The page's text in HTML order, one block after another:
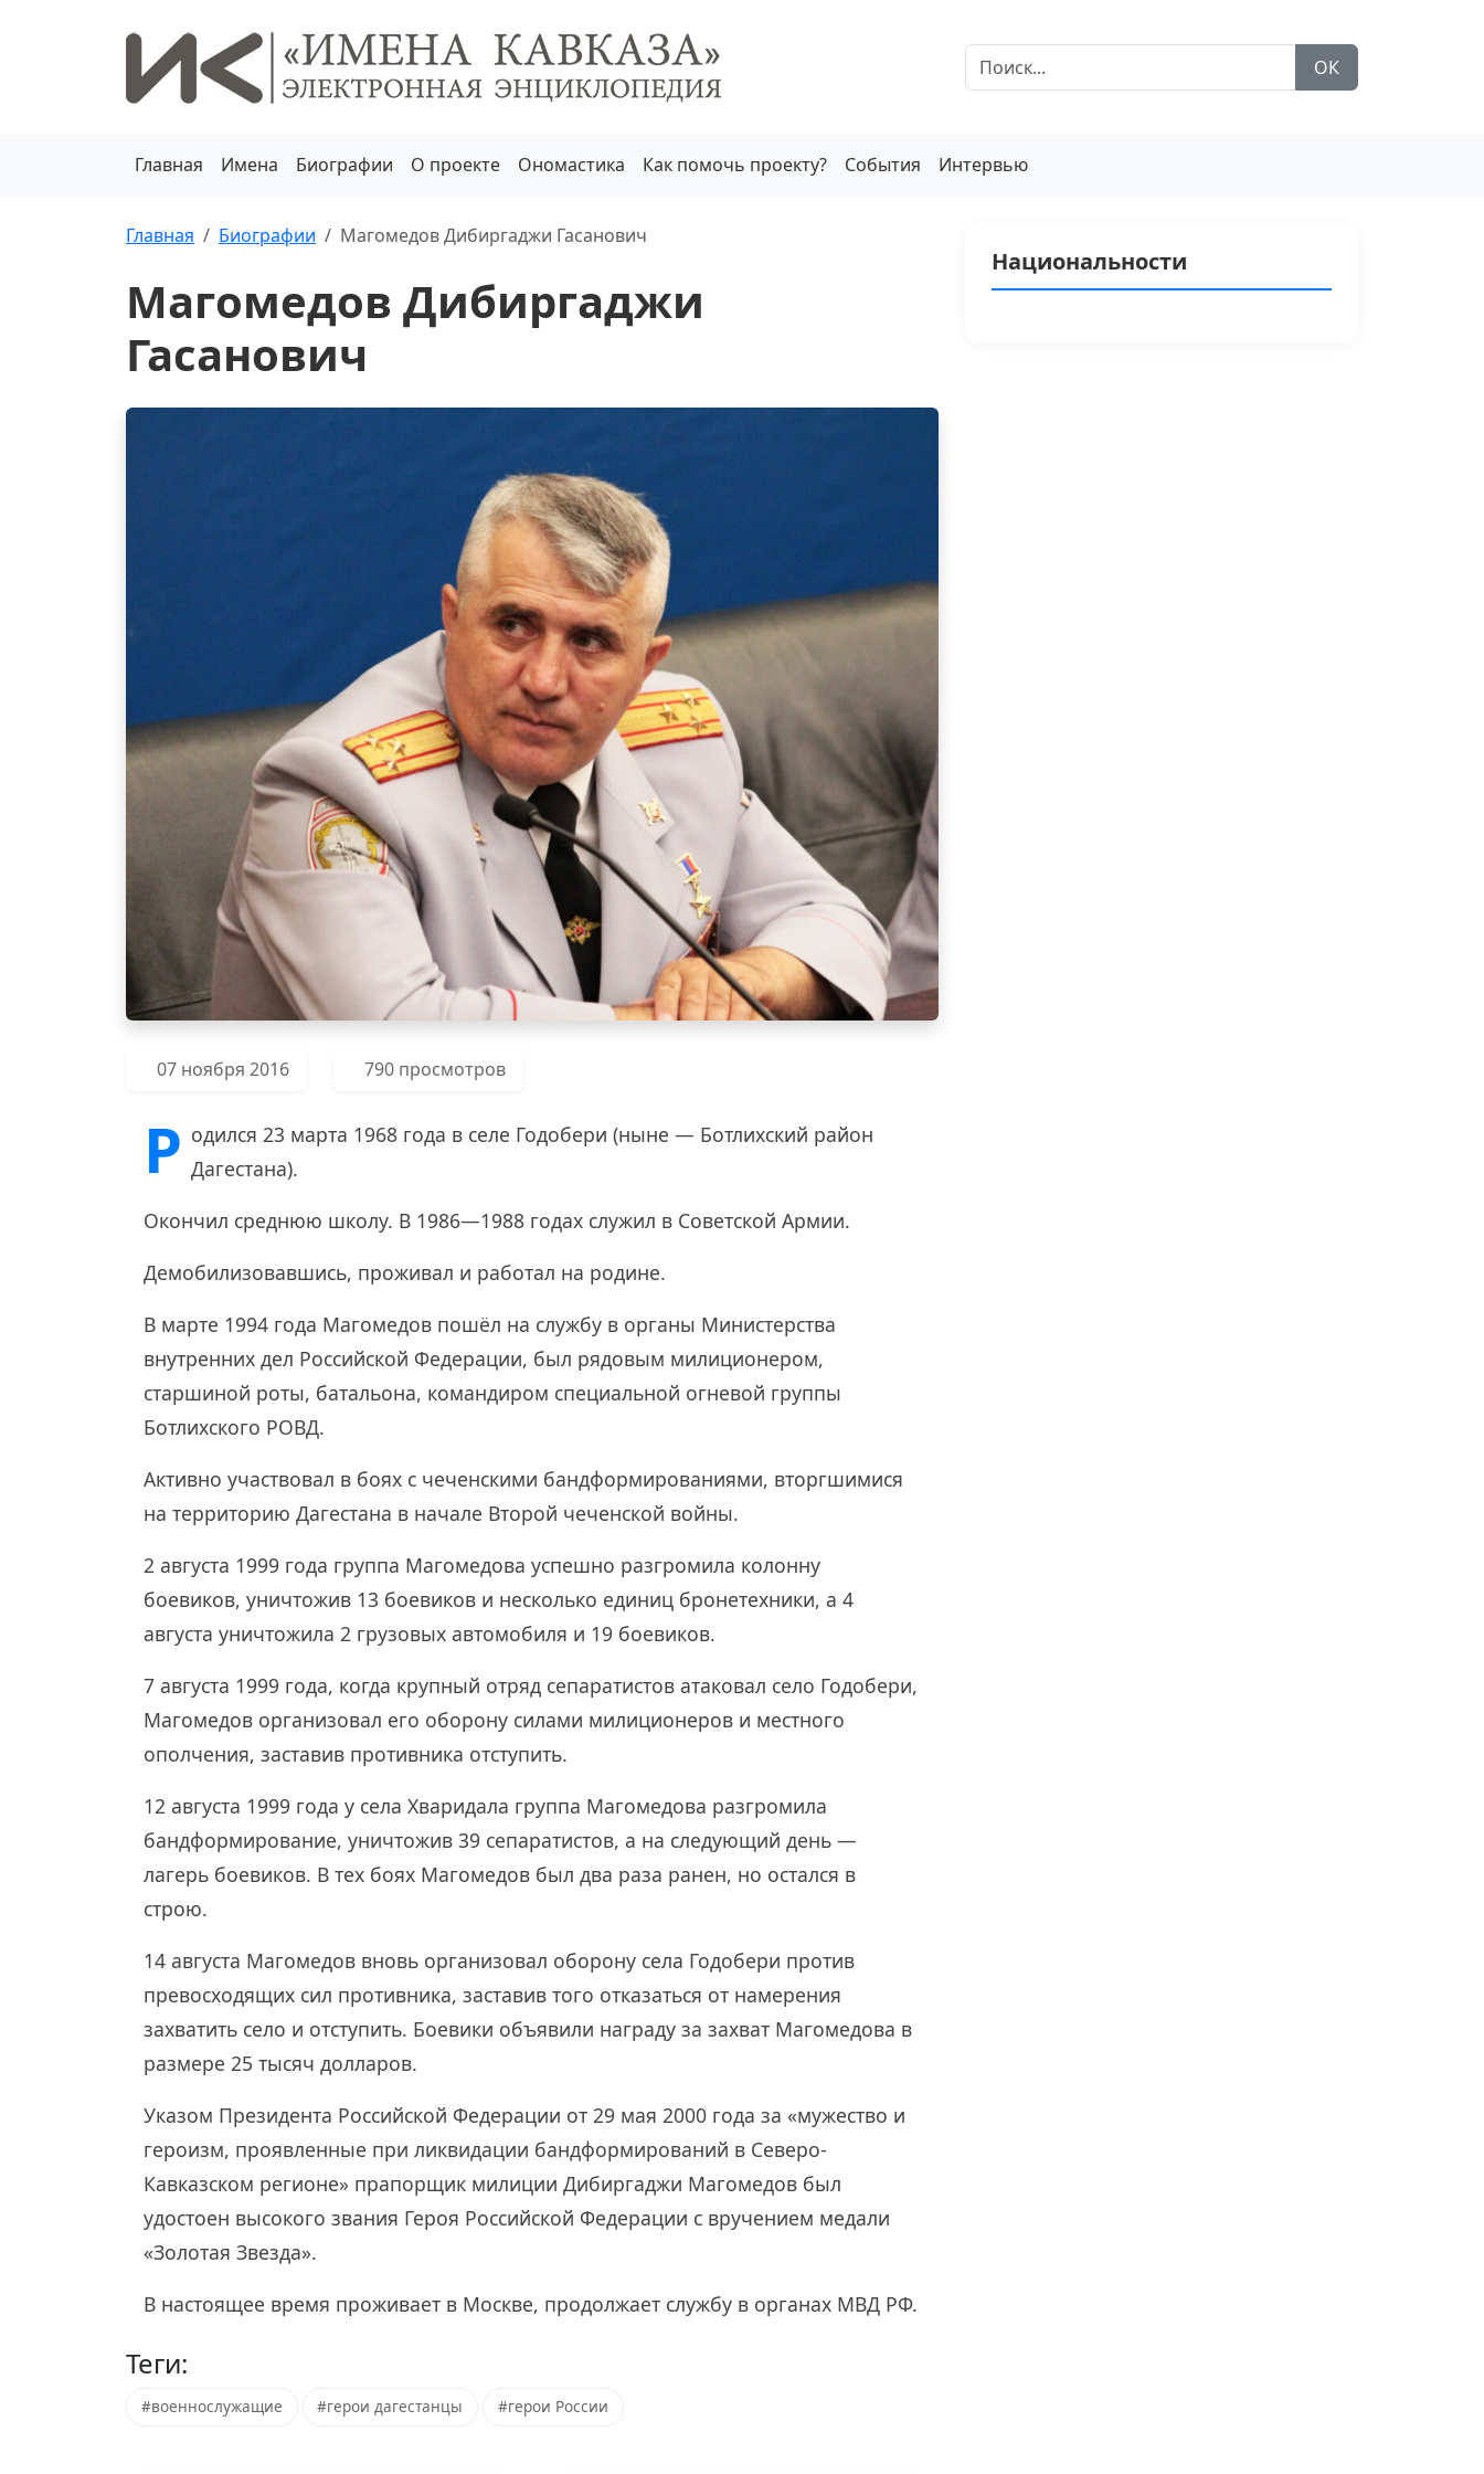
ОК
Главная Имена Биографии О проекте Ономастика Как помочь проекту? События Интервью
Главная Биографии Магомедов Дибиргаджи Гасанович
Магомедов Дибиргаджи
Гасанович
07 ноября 2016 790 просмотров
Р одился 23 марта 1968 года в селе Годобери (ныне — Ботлихский район
Дагестана).
Окончил среднюю школу. В 1986—1988 годах служил в Советской Армии.
Демобилизовавшись, проживал и работал на родине.
В марте 1994 года Магомедов пошёл на службу в органы Министерства
внутренних дел Российской Федерации, был рядовым милиционером,
старшиной роты, батальона, командиром специальной огневой группы
Ботлихского РОВД.
Активно участвовал в боях с чеченскими бандформированиями, вторгшимися
на территорию Дагестана в начале Второй чеченской войны.
2 августа 1999 года группа Магомедова успешно разгромила колонну
боевиков, уничтожив 13 боевиков и несколько единиц бронетехники, а 4
августа уничтожила 2 грузовых автомобиля и 19 боевиков.
7 августа 1999 года, когда крупный отряд сепаратистов атаковал село Годобери,
Магомедов организовал его оборону силами милиционеров и местного
ополчения, заставив противника отступить.
12 августа 1999 года у села Хваридала группа Магомедова разгромила
бандформирование, уничтожив 39 сепаратистов, а на следующий день —
лагерь боевиков. В тех боях Магомедов был два раза ранен, но остался в
строю.
14 августа Магомедов вновь организовал оборону села Годобери против
превосходящих сил противника, заставив того отказаться от намерения
захватить село и отступить. Боевики объявили награду за захват Магомедова в
размере 25 тысяч долларов.
Указом Президента Российской Федерации от 29 мая 2000 года за «мужество и
героизм, проявленные при ликвидации бандформирований в Северо-
Кавказском регионе» прапорщик милиции Дибиргаджи Магомедов был
удостоен высокого звания Героя Российской Федерации с вручением медали
«Золотая Звезда».
В настоящее время проживает в Москве, продолжает службу в органах МВД РФ.
Теги:
#военнослужащие #герои дагестанцы #герои России
Национальности